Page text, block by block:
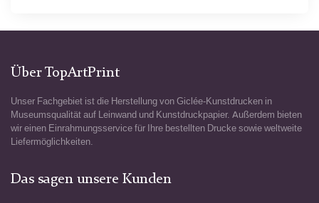
Über TopArtPrint
Unser Fachgebiet ist die Herstellung von Giclée-Kunstdrucken in
Museumsqualität auf Leinwand und Kunstdruckpapier. Außerdem bieten
wir einen Einrahmungsservice für Ihre bestellten Drucke sowie weltweite
Liefermöglichkeiten.
Das sagen unsere Kunden